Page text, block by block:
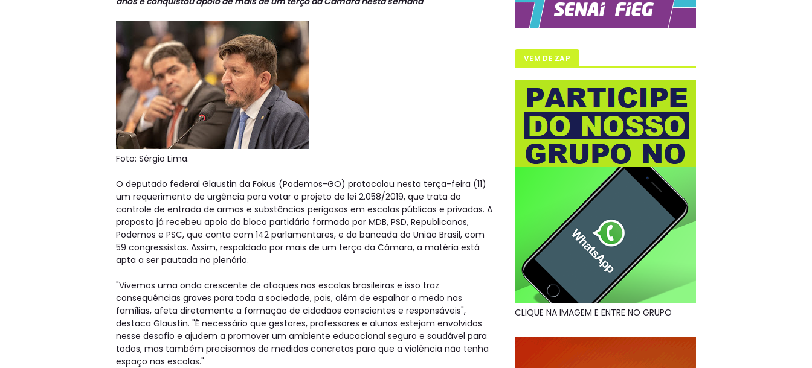
Foto: Sérgio Lima.
O deputado federal Glaustin da Fokus (Podemos-GO) protocolou nesta terça-feira (11)
um requerimento de urgência para votar o projeto de lei 2.058/2019, que trata do
controle de entrada de armas e substâncias perigosas em escolas públicas e privadas. A
proposta já recebeu apoio do bloco partidário formado por MDB, PSD, Republicanos,
Podemos e PSC, que conta com 142 parlamentares, e da bancada do União Brasil, com
59 congressistas. Assim, respaldada por mais de um terço da Câmara, a matéria está
apta a ser pautada no plenário.
"Vivemos uma onda crescente de ataques nas escolas brasileiras e isso traz
consequências graves para toda a sociedade, pois, além de espalhar o medo nas
famílias, afeta diretamente a formação de cidadãos conscientes e responsáveis",
destaca Glaustin. "É necessário que gestores, professores e alunos estejam envolvidos
nesse desafio e ajudem a promover um ambiente educacional seguro e saudável para
todos, mas também precisamos de medidas concretas para que a violência não tenha
espaço nas escolas."
VEM DE ZAP
CLIQUE NA IMAGEM E ENTRE NO GRUPO